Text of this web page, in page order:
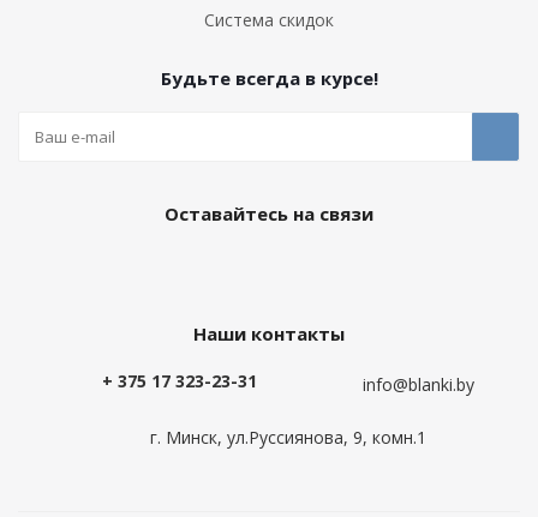
Система скидок
Будьте всегда в курсе!
Оставайтесь на связи
Наши контакты
+ 375 17 323-23-31 info@blanki.by
г. Минск, ул.Руссиянова, 9, комн.1